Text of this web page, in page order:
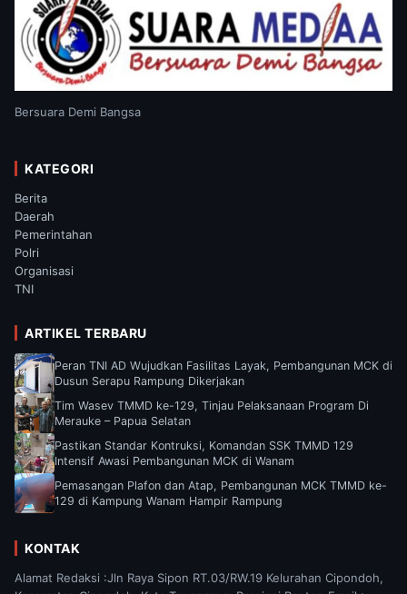
Bersuara Demi Bangsa
KATEGORI
Berita
Daerah
Pemerintahan
Polri
Organisasi
TNI
ARTIKEL TERBARU
Peran TNI AD Wujudkan Fasilitas Layak, Pembangunan MCK di
Dusun Serapu Rampung Dikerjakan
Tim Wasev TMMD ke-129, Tinjau Pelaksanaan Program Di
Merauke – Papua Selatan
Pastikan Standar Kontruksi, Komandan SSK TMMD 129
Intensif Awasi Pembangunan MCK di Wanam
Pemasangan Plafon dan Atap, Pembangunan MCK TMMD ke-
129 di Kampung Wanam Hampir Rampung
KONTAK
Alamat Redaksi :Jln Raya Sipon RT.03/RW.19 Kelurahan Cipondoh,